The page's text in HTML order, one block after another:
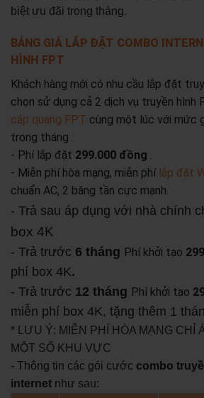
biệt ưu đãi trong tháng.
BẢNG GIÁ LẮP ĐẶT COMBO
HÌNH FPT
Khách hàng mới có nhu cầu lắp đặt
chọn sử dụng cả 2 dịch vụ truyền hình
cáp quang FPT cùng một lúc với mức
trong tháng .
- Phí lắp đặt 299.000 đồng .
- Miễn phí hòa mạng, miễn phí lắp đặt
chuẩn AC, 2 băng tần cực mạnh.
- Trả sau áp dụng với nhà chính
box 4K
- Trả trước 6 tháng Phí khởi tạo
phí box 4K.
- Trả trước 12 tháng Phí khởi tạo
miễn phí box 4K, tặng thêm 1
* LƯU Ý: MIỄN PHÍ HÒA MẠNG CHỈ
MỘT SỐ KHU VỰC
- Thông tin các gói cước combo
internet như sau: